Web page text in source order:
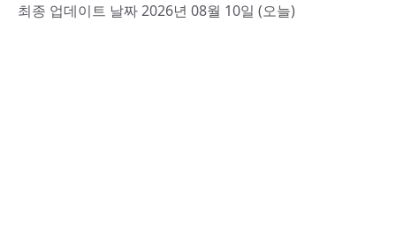
최종 업데이트 날짜 2026년 08월 10일 (오늘)